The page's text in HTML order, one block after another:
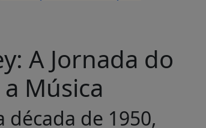
A Jornada do
Música
década de 1950,